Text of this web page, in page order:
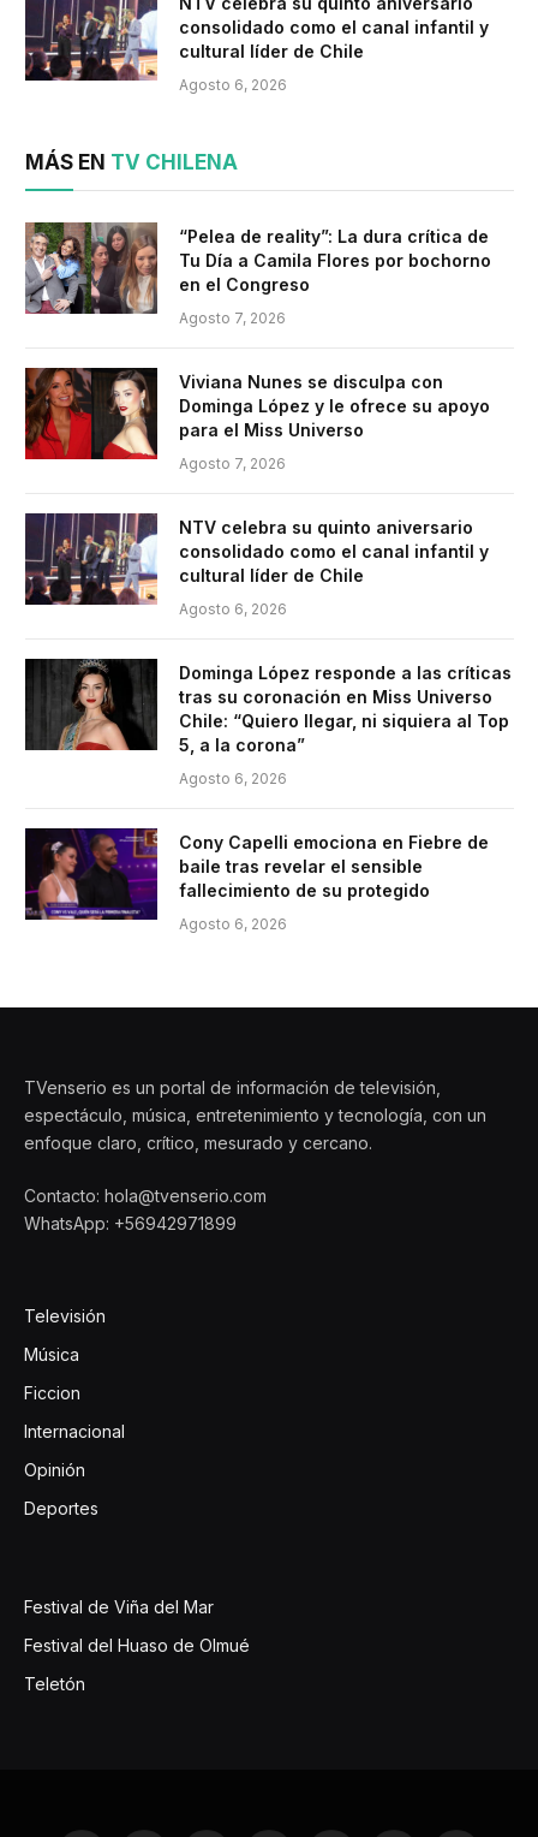
consolidado como el canal infantil y
cultural líder de Chile
Agosto 6, 2026
MÁS EN TV CHILENA
“Pelea de reality”: La dura crítica de
Tu Día a Camila Flores por bochorno
en el Congreso
Agosto 7, 2026
Viviana Nunes se disculpa con
Dominga López y le ofrece su apoyo
para el Miss Universo
Agosto 7, 2026
NTV celebra su quinto aniversario
consolidado como el canal infantil y
cultural líder de Chile
Agosto 6, 2026
Dominga López responde a las críticas
tras su coronación en Miss Universo
Chile: “Quiero llegar, ni siquiera al Top
5, a la corona”
Agosto 6, 2026
Cony Capelli emociona en Fiebre de
baile tras revelar el sensible
fallecimiento de su protegido
Agosto 6, 2026
TVenserio es un portal de información de televisión,
espectáculo, música, entretenimiento y tecnología, con un
enfoque claro, crítico, mesurado y cercano.
Contacto: hola@tvenserio.com
WhatsApp: +56942971899
Televisión
Música
Ficcion
Internacional
Opinión
Deportes
Festival de Viña del Mar
Festival del Huaso de Olmué
Teletón